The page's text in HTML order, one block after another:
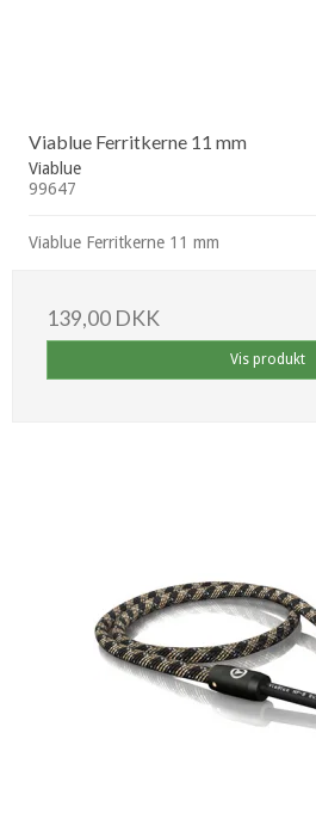
Viablue Ferritkerne 11 mm
Viablue
99647
Viablue Ferritkerne 11 mm
139,00 DKK
Vis produkt